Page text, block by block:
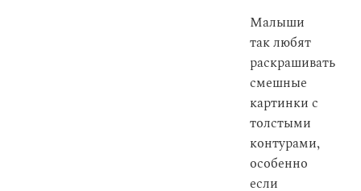
Малыши
так любят
раскрашивать
смешные
картинки с
толстыми
контурами,
особенно
если